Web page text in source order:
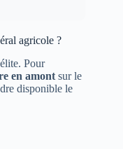
agricole ?
Pour
en amont sur le
disponible le